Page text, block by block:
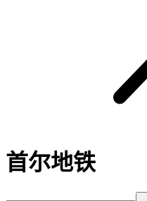
首尔地铁